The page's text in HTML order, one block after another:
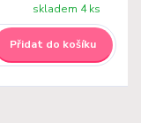
skladem 4 ks
Přidat do košíku